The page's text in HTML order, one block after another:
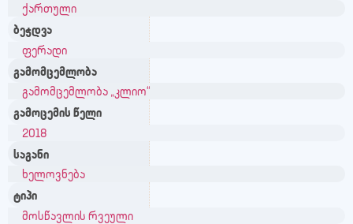
ქართული
ბეჭდვა
ფერადი
გამომცემლობა
გამომცემლობა „კლიო“
გამოცემის წელი
2018
საგანი
ხელოვნება
ტიპი
მოსწავლის რვეული